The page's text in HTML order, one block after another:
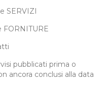
SERVIZI
FORNITURE
pubblicati prima o
ancora conclusi alla data